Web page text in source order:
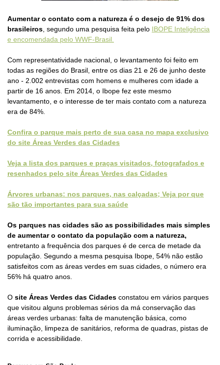
Aumentar o contato com a natureza é o desejo de 91% dos
brasileiros , segundo uma pesquisa feita pelo IBOPE Inteligência
e encomendada pelo WWF-Brasil.
Com representatividade nacional, o levantamento foi feito em
todas as regiões do Brasil, entre os dias 21 e 26 de junho deste
ano - 2.002 entrevistas com homens e mulheres com idade a
partir de 16 anos. Em 2014, o Ibope fez este mesmo
levantamento, e o interesse de ter mais contato com a natureza
era de 84%.
Confira o parque mais perto de sua casa no mapa exclusivo
do site Áreas Verdes das Cidades
Veja a lista dos parques e praças visitados, fotografados e
resenhados pelo site Áreas Verdes das Cidades
Árvores urbanas: nos parques, nas calçadas; Veja por que
são tão importantes para sua saúde
Os parques nas cidades são as possibilidades mais simples
de aumentar o contato da população com a natureza,
entretanto a frequência dos parques é de cerca de metade da
população. Segundo a mesma pesquisa Ibope, 54% não estão
satisfeitos com as áreas verdes em suas cidades, o número era
56% há quatro anos.
O site Áreas Verdes das Cidades constatou em vários parques
que visitou alguns problemas sérios da má conservação das
áreas verdes urbanas: falta de manutenção básica, como
iluminação, limpeza de sanitários, reforma de quadras, pistas de
corrida e acessibilidade.